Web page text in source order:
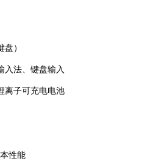
盘）
法、键盘输入
离子可充电电池
性能